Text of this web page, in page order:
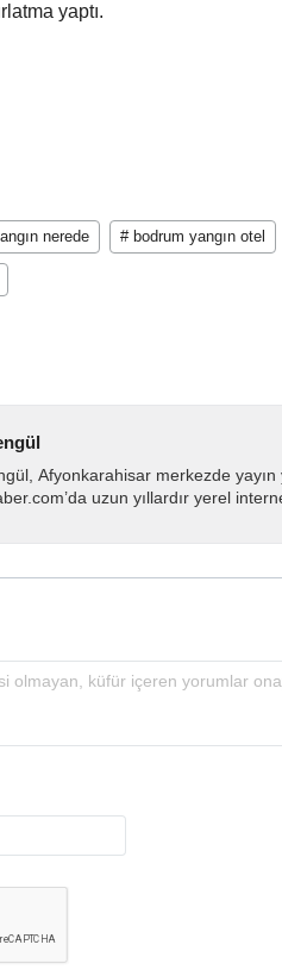
yaptı.
nerede # bodrum yangın otel
Afyonkarahisar merkezde yayın
uzun yıllardır yerel